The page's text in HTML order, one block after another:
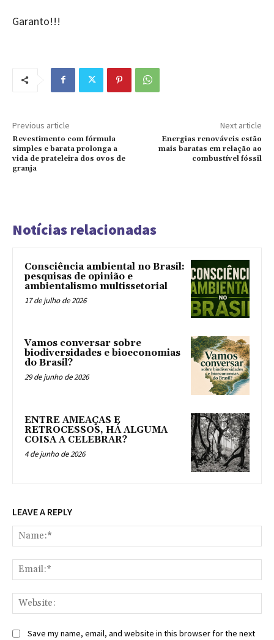
Garanto!!!
Previous article
Revestimento com fórmula
simples e barata prolonga a
vida de prateleira dos ovos de
granja
Next article
Energias renováveis estão
mais baratas em relação ao
combustível fóssil
Notícias relacionadas
Consciência ambiental no Brasil:
pesquisas de opinião e
ambientalismo multissetorial
17 de julho de 2026
Vamos conversar sobre
biodiversidades e bioeconomias
do Brasil?
29 de junho de 2026
ENTRE AMEAÇAS E
RETROCESSOS, HÁ ALGUMA
COISA A CELEBRAR?
4 de junho de 2026
LEAVE A REPLY
Save my name, email, and website in this browser for the next